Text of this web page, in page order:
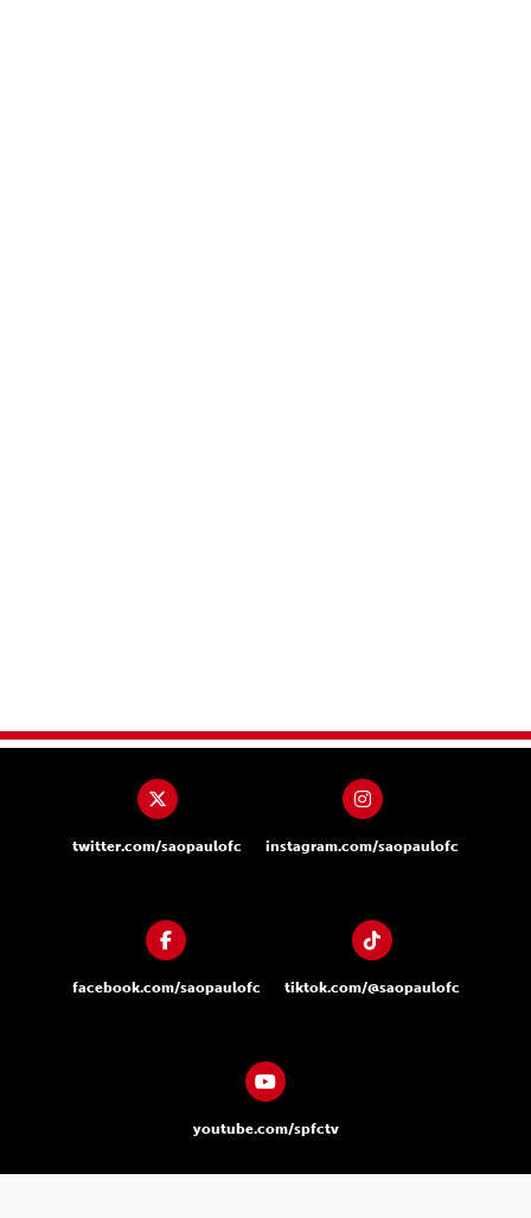
twitter.com/saopaulofc instagram.com/saopaulofc
facebook.com/saopaulofc tiktok.com/@saopaulofc
youtube.com/spfctv